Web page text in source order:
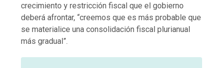
crecimiento y restricción fiscal que el gobierno
deberá afrontar, “creemos que es más probable que
se materialice una consolidación fiscal plurianual
más gradual”.